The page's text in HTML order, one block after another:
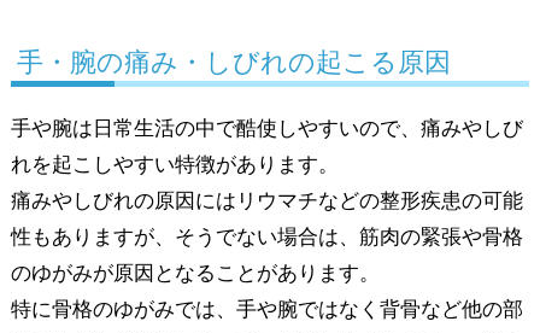
手・腕の痛み・しびれの起こる原因
手や腕は日常生活の中で酷使しやすいので、痛みやしび
れを起こしやすい特徴があります。
痛みやしびれの原因にはリウマチなどの整形疾患の可能
性もありますが、そうでない場合は、筋肉の緊張や骨格
のゆがみが原因となることがあります。
特に骨格のゆがみでは、手や腕ではなく背骨など他の部